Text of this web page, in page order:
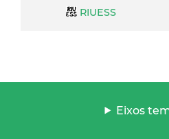
RIUESS
Eixos